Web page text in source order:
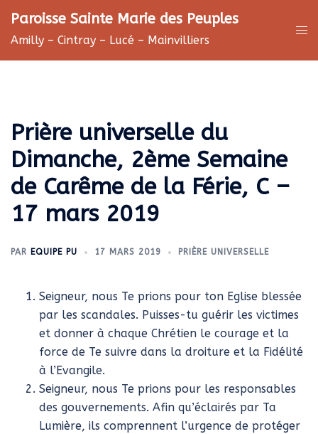
au
contenu
Paroisse Sainte Marie des Peuples
Amilly – Cintray – Lucé – Mainvilliers
Prière universelle du
Dimanche, 2ème Semaine
de Carême de la Férie, C –
17 mars 2019
PAR EQUIPE PU 17 MARS 2019 PRIÈRE UNIVERSELLE
Seigneur, nous Te prions pour ton Eglise blessée
par les scandales. Puisses-tu guérir les victimes
et donner à chaque Chrétien le courage et la
force de Te suivre dans la droiture et la Fidélité
à l’Evangile.
Seigneur, nous Te prions pour les responsables
des gouvernements. Afin qu’éclairés par Ta
Lumière, ils comprennent l’urgence de protéger